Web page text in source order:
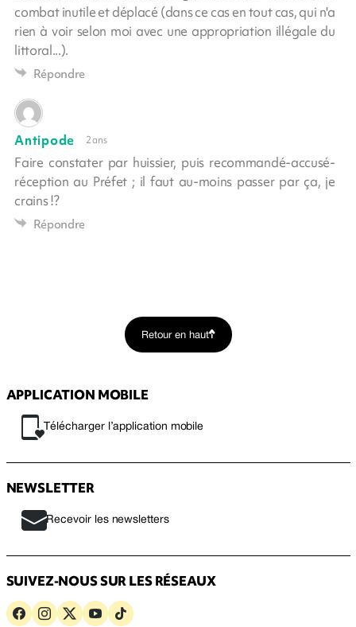
combat inutile et déplacé (dans ce cas en tout cas, qui n'a
rien à voir selon moi avec une appropriation illégale du
littoral...).
Répondre
Antipode 2 ans
Faire constater par huissier, puis recommandé-accusé-
réception au Préfet ; il faut au-moins passer par ça, je
crains !?
Répondre
Retour en haut
APPLICATION MOBILE
Télécharger l’application mobile
NEWSLETTER
Recevoir les newsletters
SUIVEZ-NOUS SUR LES RÉSEAUX